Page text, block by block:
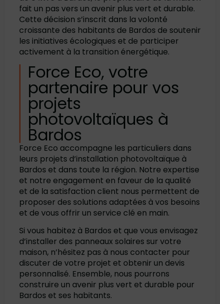
fait un pas vers un avenir plus vert et durable.
Cette décision s’inscrit dans la volonté
croissante des habitants de Bardos de soutenir
les initiatives écologiques et de participer
activement à la transition énergétique.
Force Eco, votre
partenaire pour vos
projets
photovoltaïques à
Bardos
Force Eco accompagne les particuliers dans
leurs projets d’installation photovoltaïque à
Bardos et dans toute la région. Notre expertise
et notre engagement en faveur de la qualité
et de la satisfaction client nous permettent de
proposer des solutions adaptées à vos besoins
et de vous offrir un service clé en main.
Si vous habitez à Bardos et que vous envisagez
d’installer des panneaux solaires sur votre
maison, n’hésitez pas à nous contacter pour
discuter de votre projet et obtenir un devis
personnalisé. Ensemble, nous pourrons
construire un avenir plus vert et durable pour
Bardos et ses habitants.